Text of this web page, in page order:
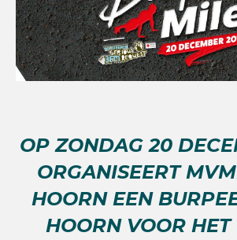
OP ZONDAG 20
ORGANISEERT
HOORN EEN
HOORN VOOR HET